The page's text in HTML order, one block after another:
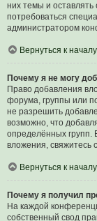
них темы и
потребоваться
администратором
Вернуться к началу
Почему я не могу
Право добавления
форума, группы или
не разрешить
возможно, что
определённых групп.
вложения, свяжитесь
Вернуться к началу
Почему я получил
На каждой
собственный свод